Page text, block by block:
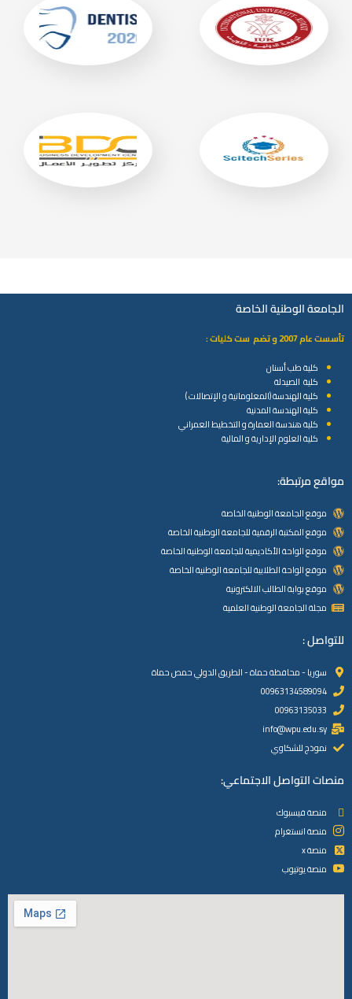
الجامعة الوطنية الخاصة
تأسست عام 2007 و تضم ست كليات :
كلية طب أسنان
كلية الصيدلة
كلية الهندسة (المعلوماتية و الإتصالات )
كلية الهندسة المدنية
كلية هندسة العمارة و التخطيط العمراني
كلية العلوم الإدارية و المالية
مواقع مرتبطة:
موقع الجامعة الوطنية الخاصة
موقع المكتبة الرقمية للجامعة الوطنية الخاصة
موقع الواحة الأكاديمية للجامعة الوطنية الخاصة
موقع الواحة الطلابية للجامعة الوطنية الخاصة
موقع بوابة الطالب الالكترونية
مجلة الجامعة الوطنية العلمية
للتواصل :
سوريا - محافظة حماة - الطريق الدولي حمص حماة
00963134589094
00963135033
info@wpu.edu.sy
نموذج للشكاوي
منصات التواصل الاجتماعي:
منصة فيسبوك
منصة انستغرام
منصة x
منصة يوتيوب